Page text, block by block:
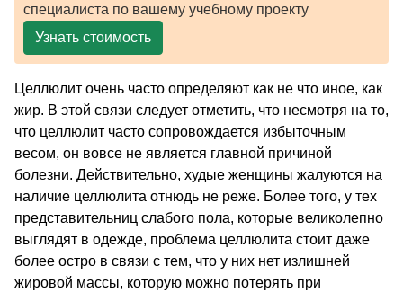
специалиста по вашему учебному проекту
Узнать стоимость
Целлюлит очень часто определяют как не что иное, как
жир. В этой связи следует отметить, что несмотря на то,
что целлюлит часто сопровождается избыточным
весом, он вовсе не является главной причиной
болезни. Действительно, худые женщины жалуются на
наличие целлюлита отнюдь не реже. Более того, у тех
представительниц слабого пола, которые великолепно
выглядят в одежде, проблема целлюлита стоит даже
более остро в связи с тем, что у них нет излишней
жировой массы, которую можно потерять при